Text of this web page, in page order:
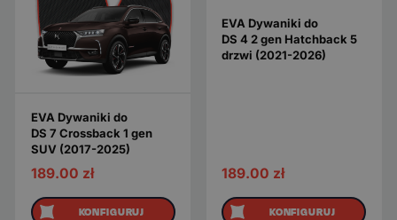
EVA Dywaniki do
DS 7 Crossback 1 gen
SUV (2017-2025)
189.00 zł
KONFIGURUJ
EVA Dywaniki do
DS 4 2 gen Hatchback 5
drzwi (2021-2026)
189.00 zł
KONFIGURUJ